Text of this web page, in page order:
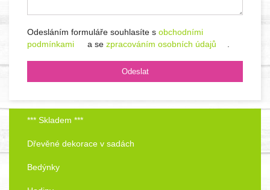
Odesláním formuláře souhlasíte s obchodními
podmínkami
a se zpracováním osobních údajů
*** Skladem ***
Dřevěné dekorace v sadách
Bedýnky